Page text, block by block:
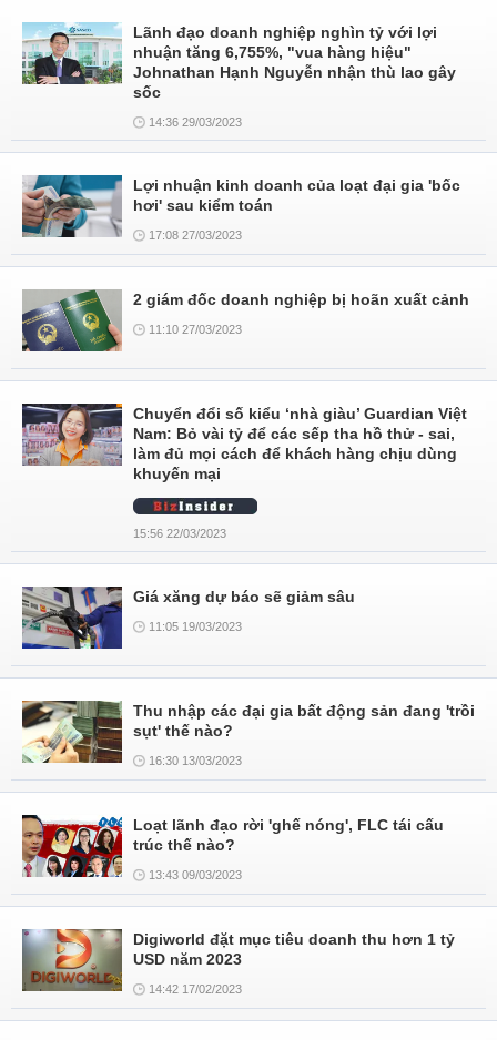
Lãnh đạo doanh nghiệp nghìn tỷ với lợi
nhuận tăng 6,755%, "vua hàng hiệu"
Johnathan Hạnh Nguyễn nhận thù lao gây
sốc
14:36 29/03/2023
Lợi nhuận kinh doanh của loạt đại gia 'bốc
hơi' sau kiểm toán
17:08 27/03/2023
2 giám đốc doanh nghiệp bị hoãn xuất cảnh
11:10 27/03/2023
Chuyển đổi số kiểu ‘nhà giàu’ Guardian Việt
Nam: Bỏ vài tỷ để các sếp tha hồ thử - sai,
làm đủ mọi cách để khách hàng chịu dùng
khuyến mại
15:56 22/03/2023
Giá xăng dự báo sẽ giảm sâu
11:05 19/03/2023
Thu nhập các đại gia bất động sản đang 'trồi
sụt' thế nào?
16:30 13/03/2023
Loạt lãnh đạo rời 'ghế nóng', FLC tái cấu
trúc thế nào?
13:43 09/03/2023
Digiworld đặt mục tiêu doanh thu hơn 1 tỷ
USD năm 2023
14:42 17/02/2023